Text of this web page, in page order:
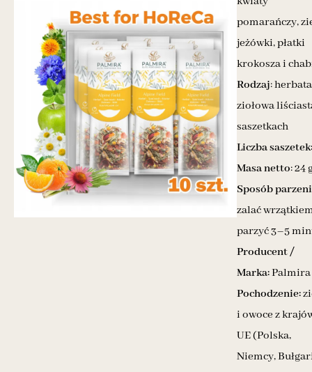
pomarańczy,
jeżówki, płatki
krokosza i
Rodzaj: herbata
ziołowa
saszetkach
Liczba saszetek:
Masa netto: 24
Sposób
zalać
parzyć 3–5
Producent /
Marka:Palmira
Pochodzenie:
i owoce z
UE (Polska,
Niemcy,